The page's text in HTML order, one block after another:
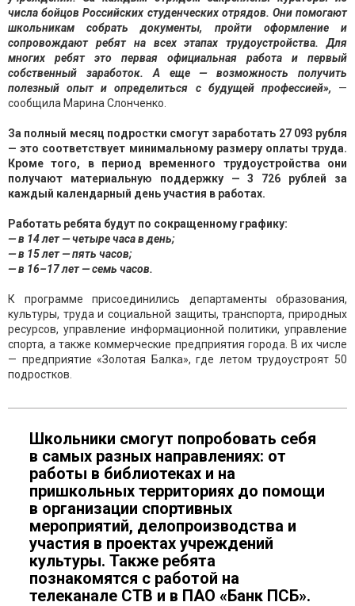
числа бойцов Российских студенческих отрядов. Они помогают
школьникам собрать документы, пройти оформление и
сопровождают ребят на всех этапах трудоустройства. Для
многих ребят это первая официальная работа и первый
собственный заработок. А еще — возможность получить
полезный опыт и определиться с будущей профессией», —
сообщила Марина Слонченко.
За полный месяц подростки смогут заработать 27 093 рубля
— это соответствует минимальному размеру оплаты труда.
Кроме того, в период временного трудоустройства они
получают материальную поддержку — 3 726 рублей за
каждый календарный день участия в работах.
Работать ребята будут по сокращенному графику:
— в 14 лет — четыре часа в день;
— в 15 лет — пять часов;
— в 16–17 лет — семь часов.
К программе присоединились департаменты образования,
культуры, труда и социальной защиты, транспорта, природных
ресурсов, управление информационной политики, управление
спорта, а также коммерческие предприятия города. В их числе
— предприятие «Золотая Балка», где летом трудоустроят 50
подростков.
Школьники смогут попробовать себя
в самых разных направлениях: от
работы в библиотеках и на
пришкольных территориях до помощи
в организации спортивных
мероприятий, делопроизводства и
участия в проектах учреждений
культуры. Также ребята
познакомятся с работой на
телеканале СТВ и в ПАО «Банк ПСБ».